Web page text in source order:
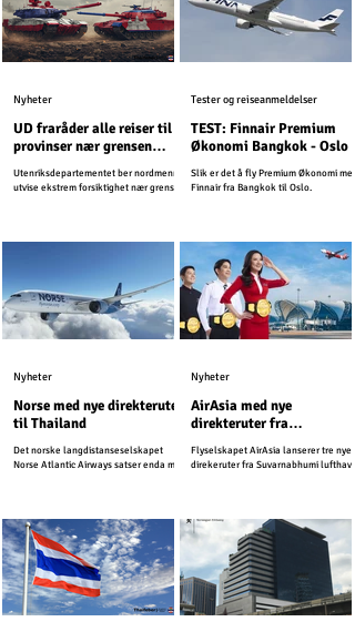
UD fraråder alle reiser til
provinser nær grensen
mellom Kambodsja og
Thailand
Utenriksdepartementet ber nordmenn
utvise ekstrem forsiktighet nær grensen
Nyheter
TEST: Finnair Premium
Økonomi Bangkok - Oslo
Slik er det å fly Premium Økonomi med
Finnair fra Bangkok til Oslo.
Tester og reiseanmeldelser
Norse med nye direkteruter
til Thailand
Det norske langdistanseselskapet
Norse Atlantic Airways satser enda mer
Nyheter
AirAsia med nye
direkteruter fra
Flyselskapet AirAsia lanserer tre nye
direkeruter fra Suvarnabhumi lufthavn.
Nyheter